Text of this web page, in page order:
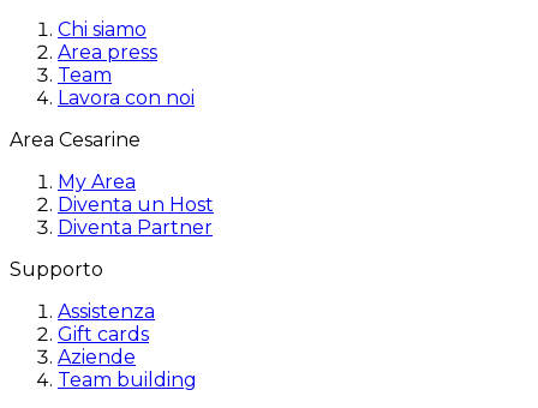
Chi siamo
Area press
Team
Lavora con noi
Area Cesarine
My Area
Diventa un Host
Diventa Partner
Supporto
Assistenza
Gift cards
Aziende
Team building